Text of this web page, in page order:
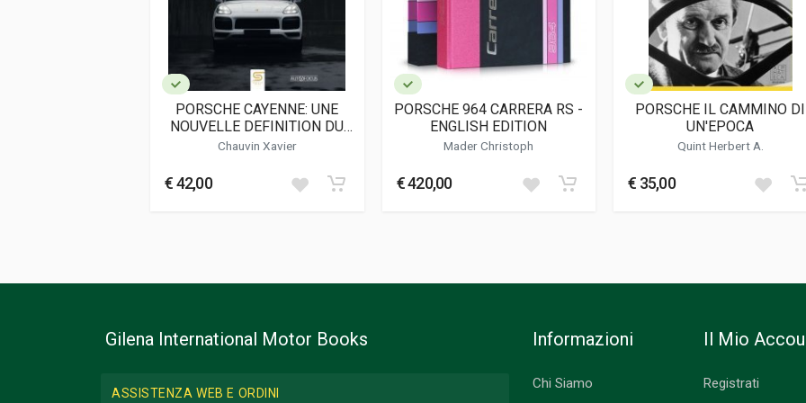
Informazioni aggiuntive
Genere o Collana Collana Zuffenhausen
PORSCHE CAYENNE: UNE
NOUVELLE DEFINITION DU
LUXE
Chauvin Xavier
€ 42,00
PORSCHE 964 CARRERA RS -
ENGLISH EDITION
Mader Christoph
€ 420,00
PORSCHE IL CAMMINO DI
UN'EPOCA
Quint Herbert A.
€ 35,00
Gilena International Motor Books
ASSISTENZA WEB E ORDINI
Informazioni
Chi Siamo
Il Mio
Registrati